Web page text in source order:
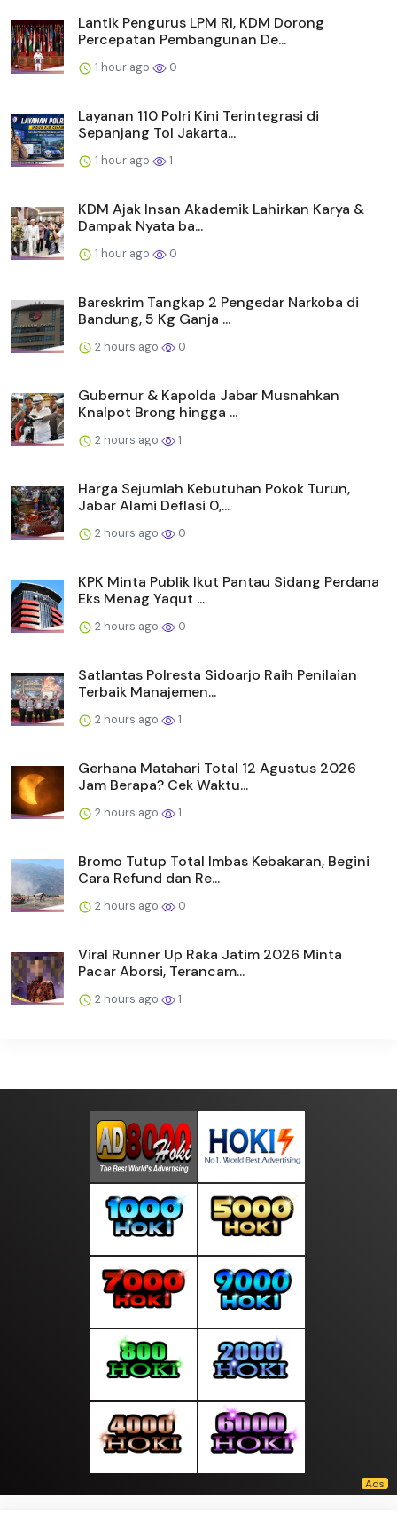
Lantik Pengurus LPM RI, KDM Dorong
Percepatan Pembangunan De...
1 hour ago 0
Layanan 110 Polri Kini Terintegrasi di
Sepanjang Tol Jakarta...
1 hour ago 1
KDM Ajak Insan Akademik Lahirkan Karya &
Dampak Nyata ba...
1 hour ago 0
Bareskrim Tangkap 2 Pengedar Narkoba di
Bandung, 5 Kg Ganja ...
2 hours ago 0
Gubernur & Kapolda Jabar Musnahkan
Knalpot Brong hingga ...
2 hours ago 1
Harga Sejumlah Kebutuhan Pokok Turun,
Jabar Alami Deflasi 0,...
2 hours ago 0
KPK Minta Publik Ikut Pantau Sidang Perdana
Eks Menag Yaqut ...
2 hours ago 0
Satlantas Polresta Sidoarjo Raih Penilaian
Terbaik Manajemen...
2 hours ago 1
Gerhana Matahari Total 12 Agustus 2026
Jam Berapa? Cek Waktu...
2 hours ago 1
Bromo Tutup Total Imbas Kebakaran, Begini
Cara Refund dan Re...
2 hours ago 0
Viral Runner Up Raka Jatim 2026 Minta
Pacar Aborsi, Terancam...
2 hours ago 1